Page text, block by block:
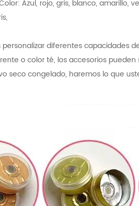
Azul, rojo, gris, blanco, amarillo,
diferentes capacidades
o color té, los accesorios
seco congelado, haremos lo que